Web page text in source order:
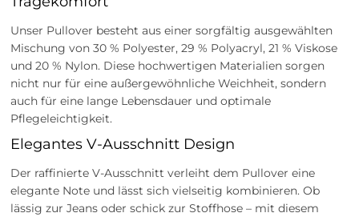
Unser Pullover besteht aus einer sorgfältig ausgewählten
Mischung von 30 % Polyester, 29 % Polyacryl, 21 % Viskose
und 20 % Nylon. Diese hochwertigen Materialien sorgen
nicht nur für eine außergewöhnliche Weichheit, sondern
auch für eine lange Lebensdauer und optimale
Pflegeleichtigkeit.
Elegantes V-Ausschnitt Design
Der raffinierte V-Ausschnitt verleiht dem Pullover eine
elegante Note und lässt sich vielseitig kombinieren. Ob
lässig zur Jeans oder schick zur Stoffhose – mit diesem